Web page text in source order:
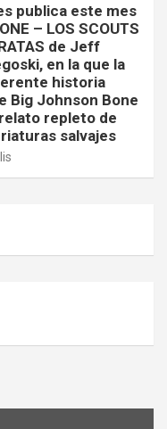
publica este mes
– LOS SCOUTS
de Jeff
en la que la
historia
Big Johnson Bone
repleto de
salvajes